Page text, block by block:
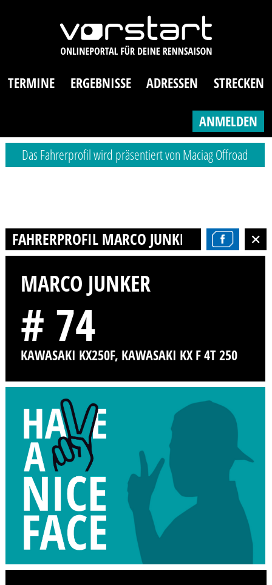
TERMINE ERGEBNISSE ADRESSEN STRECKEN
ANMELDEN
Das Fahrerprofil wird präsentiert von Maciag Offroad
FAHRERPROFIL MARCO JUNKER
MARCO JUNKER
# 74
KAWASAKI KX250F, KAWASAKI KX F 4T 250